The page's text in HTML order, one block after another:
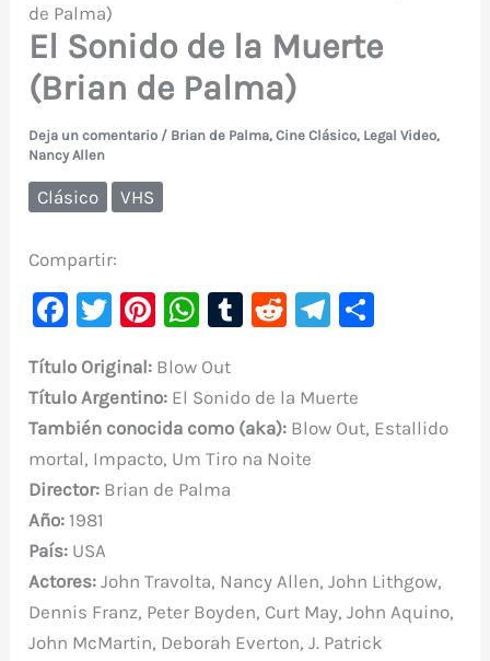
de Palma)
El Sonido de la Muerte
(Brian de Palma)
Deja un comentario / Brian de Palma,Cine Clásico, Legal Video,
Nancy Allen
Clásico VHS
Compartir:
F
c
e
b
o
o
k
T
it
te
r
Pi
er
e
st
W
at
s
A
p
T
bl
r
R
di
t
Te
a
p
Título Original: Blow Out
TítuloArgentino: El Sonido de la Muerte
También conocida como (aka): Blow Out, Estallido
mortal, Impacto, Um Tiro na Noite
Director: Brian de Palma
Año: 1981
País: USA
Actores: John Travolta, Nancy Allen, John Lithgow,
Dennis Franz, Peter Boyden, Curt May, John Aquino,
John McMartin, Deborah Everton, J. Patrick